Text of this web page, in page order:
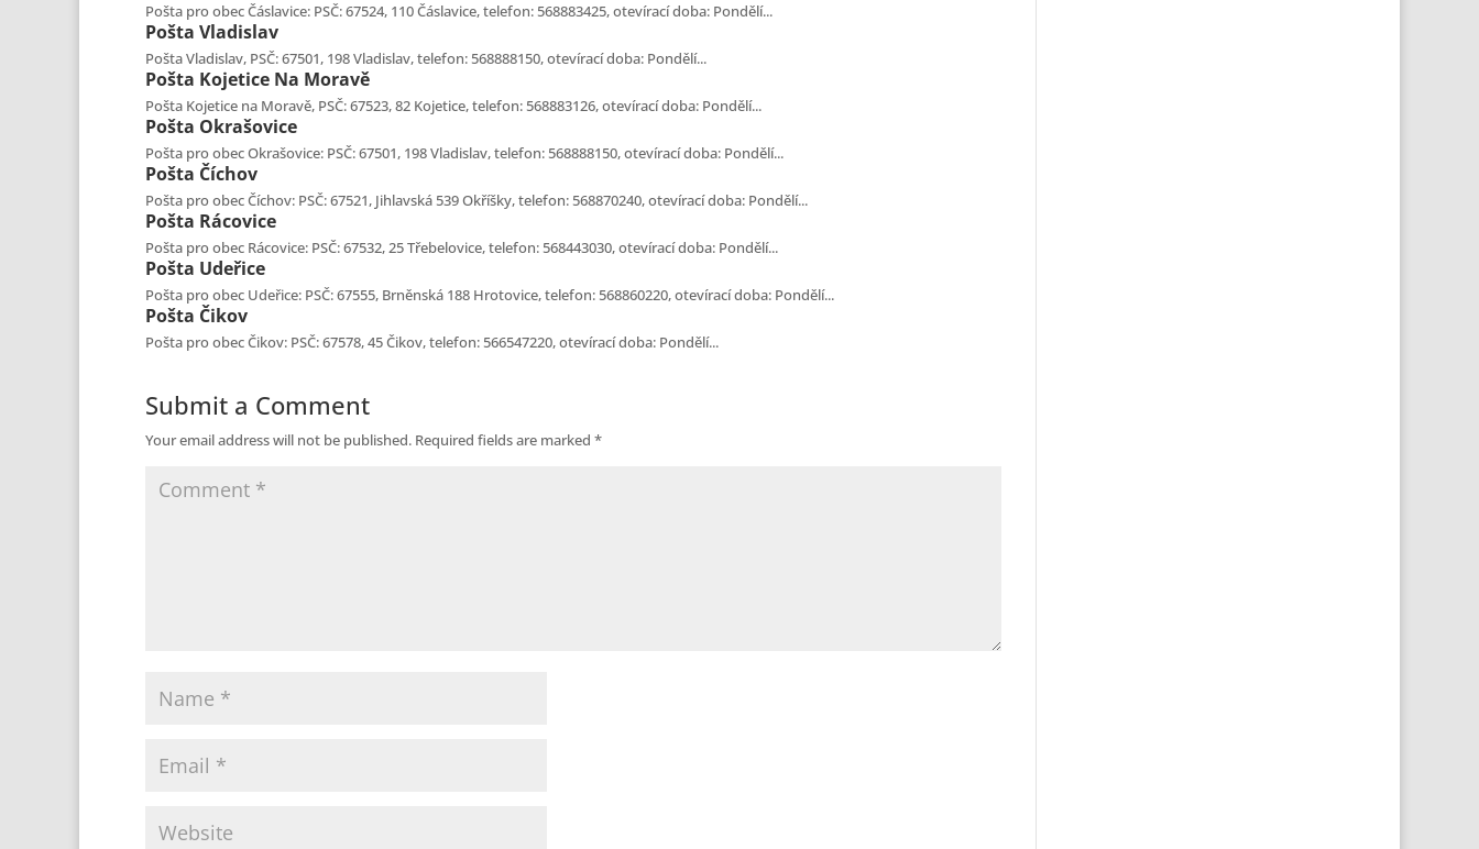
Pošta pro obec Čáslavice: PSČ: 67524, 110 Čáslavice, telefon: 568883425, otevírací doba: Pondělí...
Pošta Vladislav
Pošta Vladislav, PSČ: 67501, 198 Vladislav, telefon: 568888150, otevírací doba: Pondělí...
Pošta Kojetice Na Moravě
Pošta Kojetice na Moravě, PSČ: 67523, 82 Kojetice, telefon: 568883126, otevírací doba: Pondělí...
Pošta Okrašovice
Pošta pro obec Okrašovice: PSČ: 67501, 198 Vladislav, telefon: 568888150, otevírací doba: Pondělí...
Pošta Číchov
Pošta pro obec Číchov: PSČ: 67521, Jihlavská 539 Okříšky, telefon: 568870240, otevírací doba: Pondělí...
Pošta Rácovice
Pošta pro obec Rácovice: PSČ: 67532, 25 Třebelovice, telefon: 568443030, otevírací doba: Pondělí...
Pošta Udeřice
Pošta pro obec Udeřice: PSČ: 67555, Brněnská 188 Hrotovice, telefon: 568860220, otevírací doba: Pondělí...
Pošta Čikov
Pošta pro obec Čikov: PSČ: 67578, 45 Čikov, telefon: 566547220, otevírací doba: Pondělí...
Submit a Comment
Your email address will not be published. Required fields are marked *